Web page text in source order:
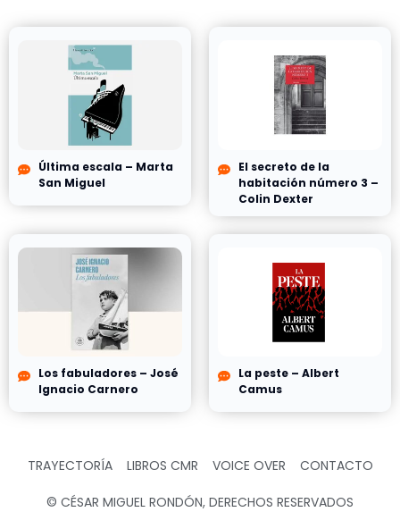
Última escala – Marta
San Miguel
El secreto de la
habitación número 3 –
Colin Dexter
Los fabuladores – José
Ignacio Carnero
La peste – Albert
Camus
TRAYECTORÍA LIBROS CMR VOICE OVER CONTACTO
© CÉSAR MIGUEL RONDÓN, DERECHOS RESERVADOS